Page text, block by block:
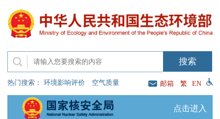
热门搜索： 环境影响评价 空气质量 邮箱 繁 EN
点击进入